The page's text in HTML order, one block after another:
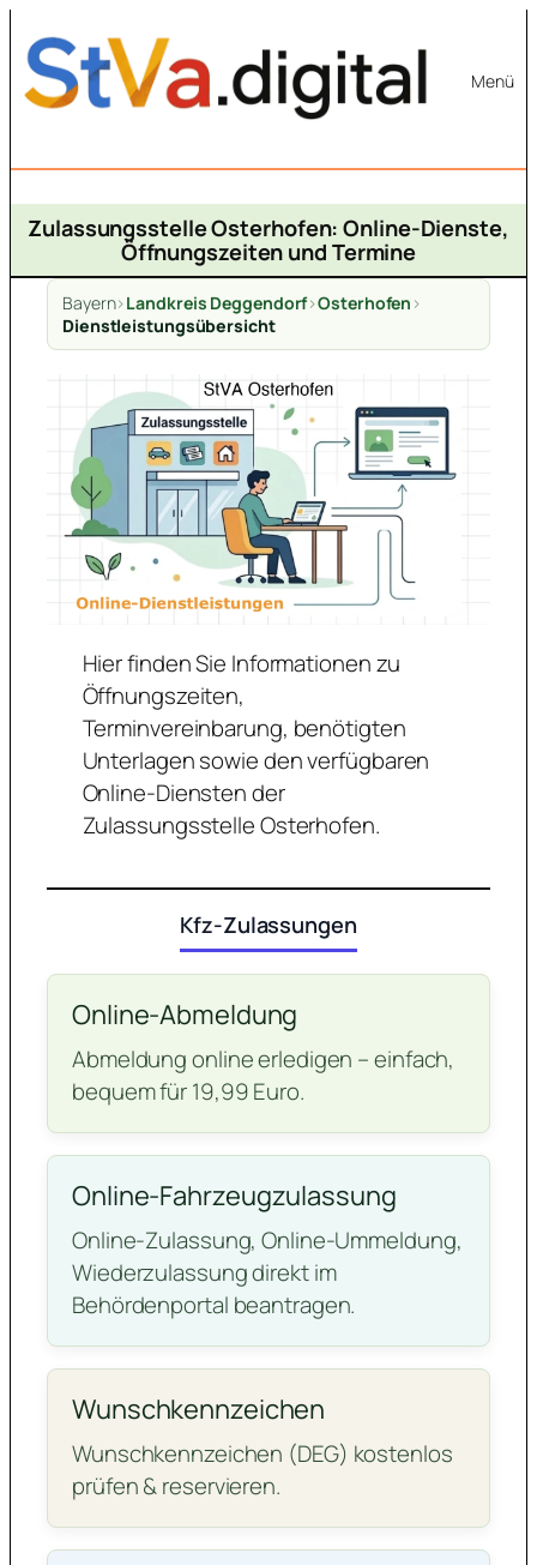
Inhalt
springen
Menü
Zulassungsstelle Osterhofen: Online-Dienste,
Öffnungszeiten und Termine
Bayern>Landkreis Deggendorf>Osterhofen >
Dienstleistungsübersicht
Hier finden Sie Informationen zu
Öffnungszeiten,
Terminvereinbarung, benötigten
Unterlagen sowie den verfügbaren
Online-Diensten der
Zulassungsstelle Osterhofen.
Kfz-Zulassungen
Online-Abmeldung
Abmeldung online erledigen – einfach,
bequem für 19,99 Euro.
Online-Fahrzeugzulassung
Online-Zulassung, Online-Ummeldung,
Wiederzulassung direkt im
Behördenportal beantragen.
Wunschkennzeichen
Wunschkennzeichen (DEG) kostenlos
prüfen & reservieren.